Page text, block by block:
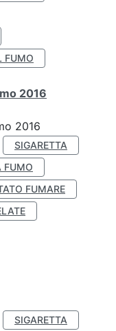
FUMO
2016
2016
SIGARETTA
FUMO
FUMARE
SIGARETTA